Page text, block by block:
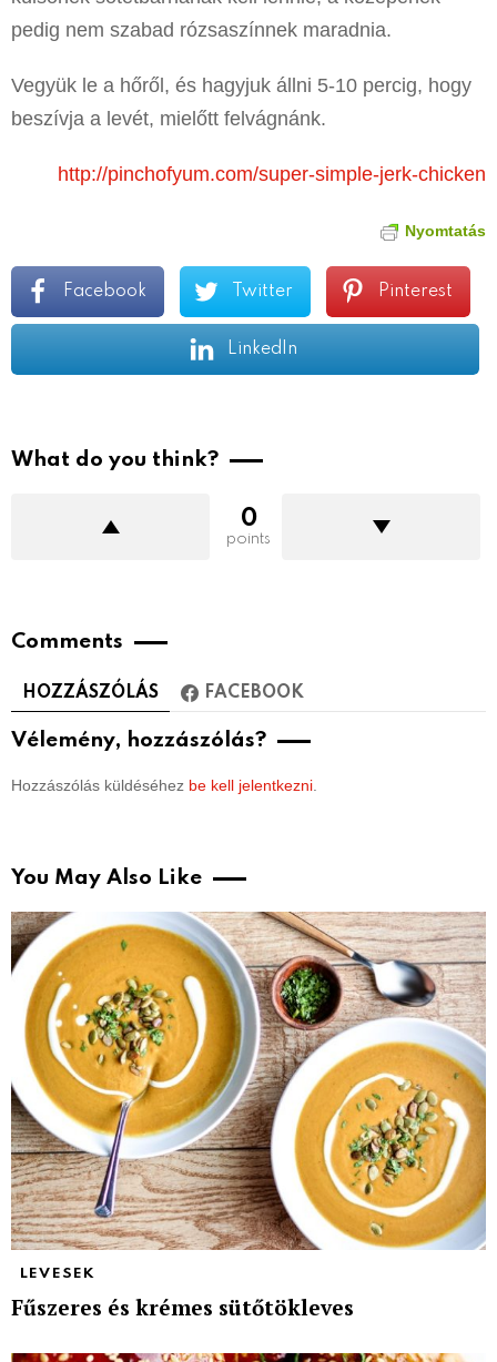
pedig nem szabad rózsaszínnek maradnia.
Vegyük le a hőről, és hagyjuk állni 5-10 percig, hogy
beszívja a levét, mielőtt felvágnánk.
http://pinchofyum.com/super-simple-jerk-chicken
Nyomtatás
Facebook Twitter Pinterest
LinkedIn
What do you think?
0
points
Comments
HOZZÁSZÓLÁS FACEBOOK
Vélemény, hozzászólás?
Hozzászólás küldéséhez be kell jelentkezni
You May Also Like
LEVESEK
Fűszeres és krémes sütőtökleves